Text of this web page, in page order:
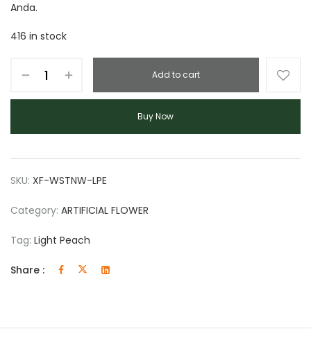
Anda.
416 in stock
Add to cart
Buy Now
SKU: XF-WSTNW-LPE
Category: ARTIFICIAL FLOWER
Tag: Light Peach
Share :